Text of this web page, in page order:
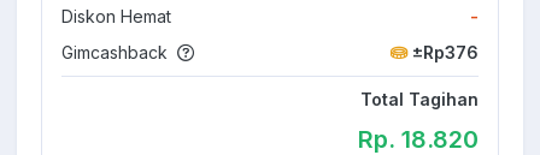
Diskon Hemat
-
Gimcashback
±Rp376
Total Tagihan
Rp. 18.820